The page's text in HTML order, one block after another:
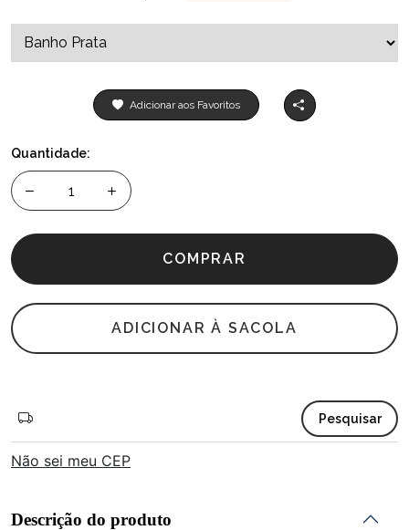
Adicionar aos Favoritos
Quantidade:
COMPRAR
ADICIONAR À SACOLA
Pesquisar
Não sei meu CEP
Descrição do produto